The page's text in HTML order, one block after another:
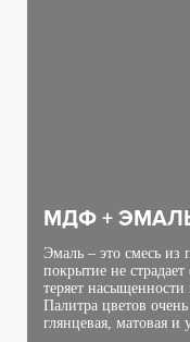
МДФ +
Эмаль – это смесь из
покрытие не
теряет насыщенности
Палитра цветов
глянцевая, матовая и